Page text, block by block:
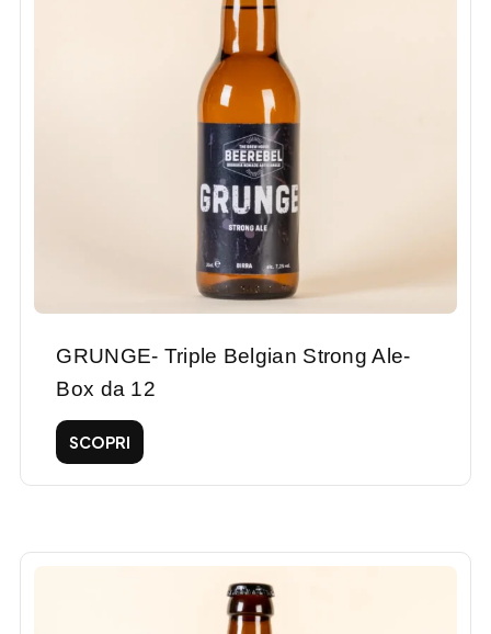
GRUNGE- Triple Belgian Strong Ale-
Box da 12
SCOPRI